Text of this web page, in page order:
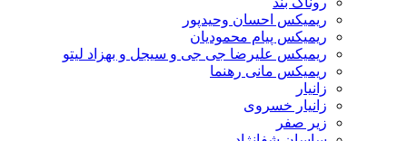
ریمیکس احسان وحیدپور
ریمیکس پیام محمودیان
ریمیکس علیرضا جی جی و سیجل و بهزاد لیتو
ریمیکس مانی رهنما
زانیار
زانیار خسروی
زیر صفر